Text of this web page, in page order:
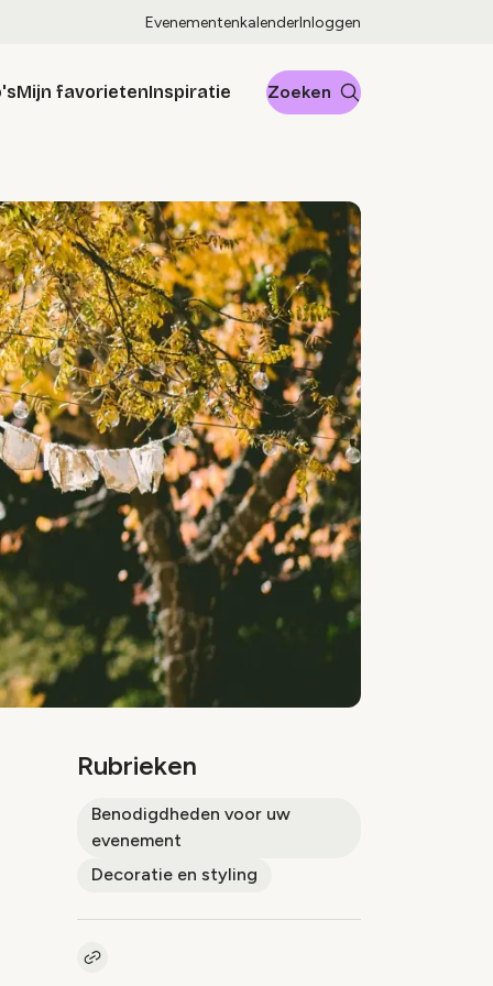
EvenementenkalenderInloggen
Mijn favorietenInspiratie Zoeken
Rubrieken
Benodigdheden voor uw
evenement
Decoratie en styling
Kopieer link naar artikel